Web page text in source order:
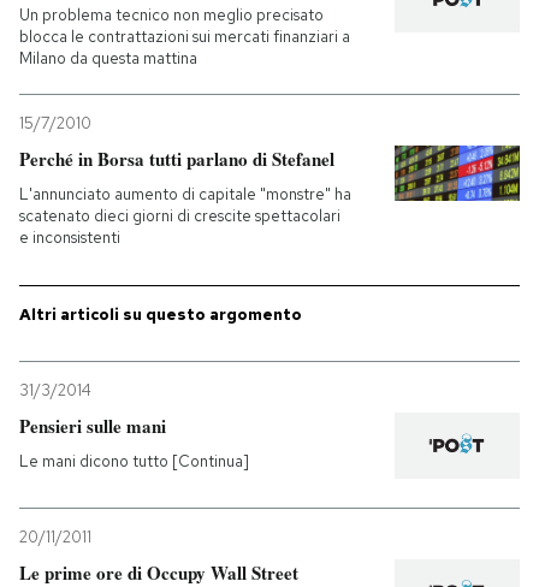
Un problema tecnico non meglio precisato
blocca le contrattazioni sui mercati finanziari a
Milano da questa mattina
15/7/2010
Perché in Borsa tutti parlano di Stefanel
L'annunciato aumento di capitale "monstre" ha
scatenato dieci giorni di crescite spettacolari
e inconsistenti
Altri articoli su questo argomento
31/3/2014
Pensieri sulle mani
Le mani dicono tutto [Continua]
20/11/2011
Le prime ore di Occupy Wall Street